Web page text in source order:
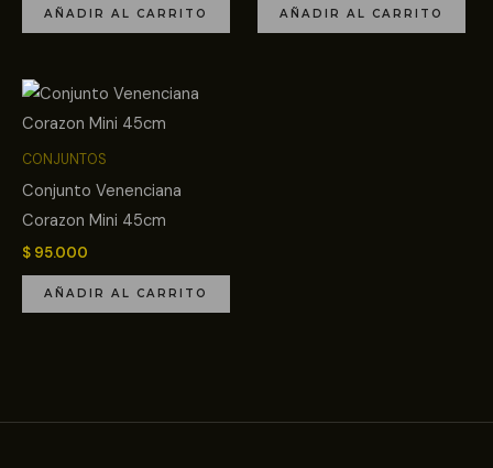
AÑADIR AL CARRITO AÑADIR AL CARRITO
CONJUNTOS
Conjunto Venenciana
Corazon Mini 45cm
$ 95.000
AÑADIR AL CARRITO